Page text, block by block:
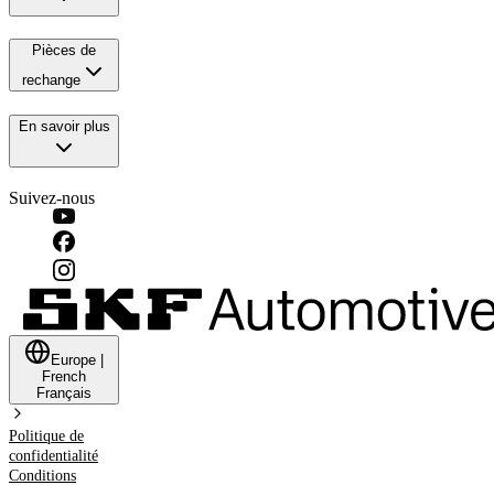
Pièces de
rechange
En savoir plus
Suivez-nous
Europe
French
Français
Politique de
confidentialité
Conditions